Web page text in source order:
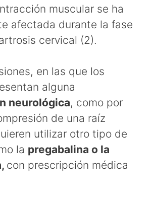
muscular se ha
afectada durante la fase
cervical (2).
en las que los
alguna
neurológica, como por
de una raíz
utilizar otro tipo de
la pregabalina o la
con prescripción médica